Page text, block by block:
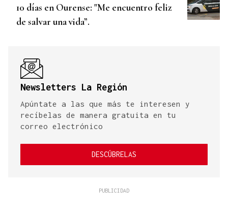
10 días en Ourense: "Me encuentro feliz
de salvar una vida”.
Newsletters La Región
Apúntate a las que más te interesen y
recíbelas de manera gratuita en tu
correo electrónico
DESCÚBRELAS